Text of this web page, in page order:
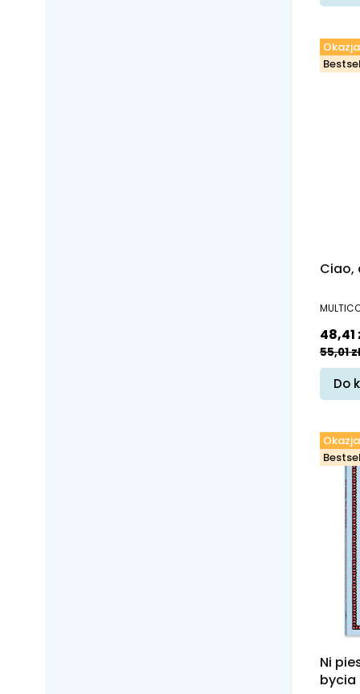
Okazja
Ciao,
Cena
48,41
55,01 zł
Do
Okazja
Ni